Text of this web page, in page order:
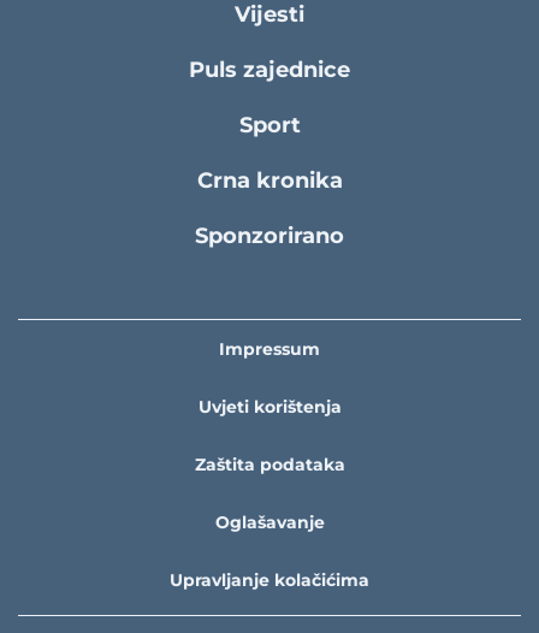
Vijesti
Puls zajednice
Sport
Crna kronika
Sponzorirano
Impressum
Uvjeti korištenja
Zaštita podataka
Oglašavanje
Upravljanje kolačićima